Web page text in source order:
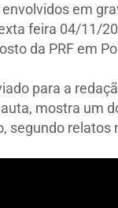
em
feira 04/11/
da PRF em
para a
mostra um
segundo relatos